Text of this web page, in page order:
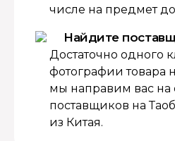
числе на предмет
Найдите
Достаточно одного
фотографии товара
мы направим вас на
поставщиков на
из Китая.